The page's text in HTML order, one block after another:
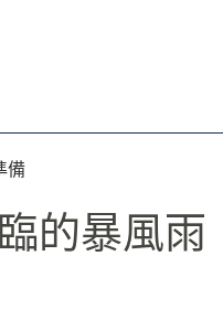
容​​
備​​
的暴風雨​​